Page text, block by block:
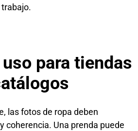
para tiendas
las fotos de ropa deben
coherencia. Una prenda puede